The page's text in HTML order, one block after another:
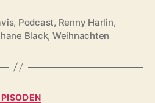
, Podcast, Renny Harlin,
Black, Weihnachten
Kategorien